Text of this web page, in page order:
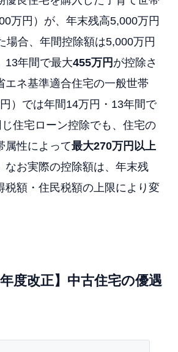
万円）が、年末残高5,000万円
場合、年間控除額は5,000万円
13年間で最大455万円 が控除さ
エネ基準適合住宅の一般世帯
円）では年間14万円・13年間で
住宅ローン控除でも、住宅の
属性によって最大270万円以上
なお実際の控除額は、年末残
税額・住民税額の上限により変
年度改正】中古住宅の優遇